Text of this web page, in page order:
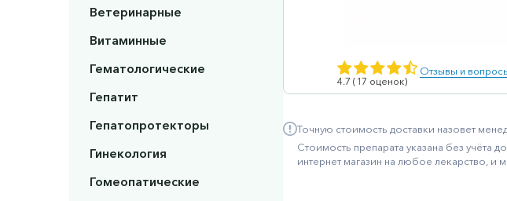
Ветеринарные
Витаминные
Гематологические
Гепатит
Гепатопротекторы
Гинекология
Гомеопатические
4.7 (17 оценок)
Отзывы и
Точную стоимость доставки назовет
Стоимость препарата указана без
интернет магазин на любое лекарство, и